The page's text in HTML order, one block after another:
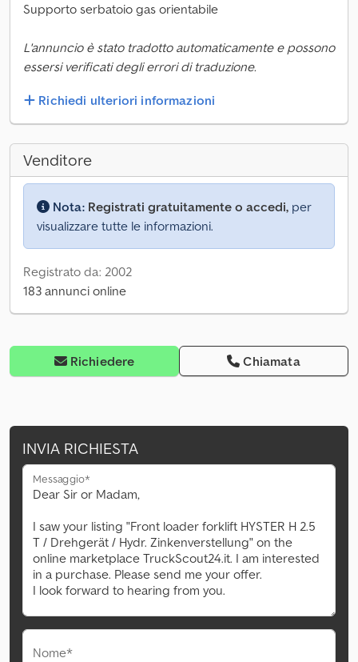
Supporto serbatoio gas orientabile
L'annuncio è stato tradotto automaticamente e possono
essersi verificati degli errori di traduzione.
Richiedi ulteriori informazioni
Venditore
Nota: Registrati gratuitamente o accedi, per
visualizzare tutte le informazioni.
Registrato da: 2002
183 annunci online
Richiedere Chiamata
INVIA RICHIESTA
Messaggio*
Nome*